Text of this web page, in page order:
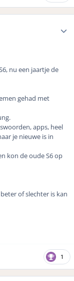
nu een jaartje de
gehad met
apps, heel
je nieuwe is in
kon de oude S6 op
of slechter is kan
1